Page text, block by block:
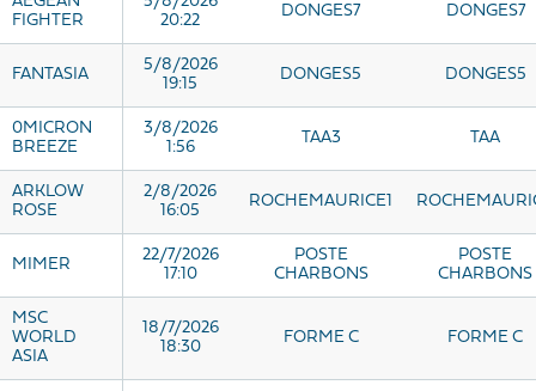
FIGHTER
20:22
DONGES7 DONGES7
FANTASIA
5/8/2026
19:15
DONGES5 DONGES5
0MICRON
BREEZE
3/8/2026
1:56
TAA3 TAA
ARKLOW
ROSE
2/8/2026
16:05
ROCHEMAURICE1
MIMER
22/7/2026
17:10
POSTE
CHARBONS
POSTE
CHARBONS
MSC
WORLD
ASIA
18/7/2026
18:30
FORME C FORME C